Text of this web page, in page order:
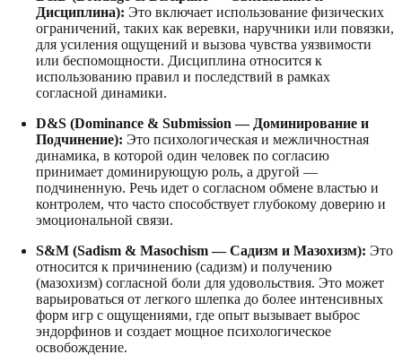
Дисциплина): Это включает использование физических
ограничений, таких как веревки, наручники или повязки,
для усиления ощущений и вызова чувства уязвимости
или беспомощности. Дисциплина относится к
использованию правил и последствий в рамках
согласной динамики.
D&S (Dominance & Submission — Доминирование и
Подчинение): Это психологическая и межличностная
динамика, в которой один человек по согласию
принимает доминирующую роль, а другой —
подчиненную. Речь идет о согласном обмене властью и
контролем, что часто способствует глубокому доверию и
эмоциональной связи.
S&M (Sadism & Masochism — Садизм и Мазохизм): Это
относится к причинению (садизм) и получению
(мазохизм) согласной боли для удовольствия. Это может
варьироваться от легкого шлепка до более интенсивных
форм игр с ощущениями, где опыт вызывает выброс
эндорфинов и создает мощное психологическое
освобождение.